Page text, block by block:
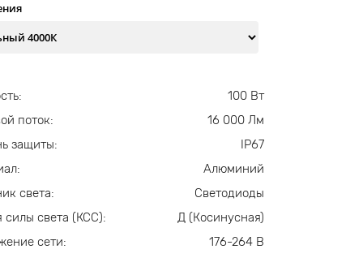
100 Вт
поток:
16 000 Лм
защиты:
IP67
Алюминий
света:
Светодиоды
силы света (КСС):
Д (Косинусная)
сети:
176-264 В